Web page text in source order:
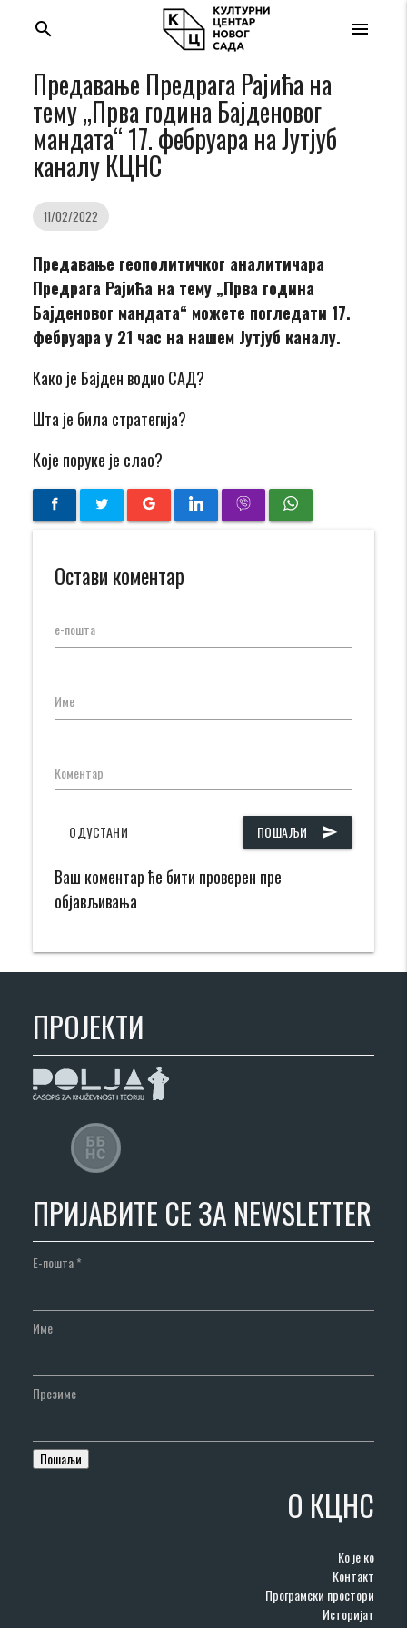
menu
search
Предавање Предрага Рајића на
тему „Прва година Бајденовог
мандата“ 17. фебруара на Јутјуб
каналу КЦНС
11/02/2022
Предавање геополитичког аналитичара
Предрага Рајића на тему „Прва година
Бајденовог мандата“ можете погледати 17.
фебруара у 21 час на нашем Јутјуб каналу.
Како је Бајден водио САД?
Шта је била стратегија?
Које поруке је слао?
Остави коментар
е-пошта
Име
Коментар
ПОШАЉИ send
ОДУСТАНИ
Ваш коментар ће бити проверен пре
објављивања
ПРОЈЕКТИ
ПРИЈАВИТЕ СЕ ЗА NEWSLETTER
Е-пошта*
Име
Презиме
О КЦНС
Ко је ко
Контакт
Програмски простори
Историјат